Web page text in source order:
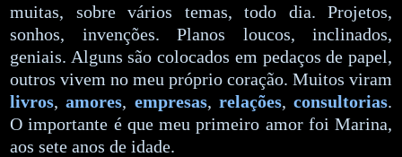
muitas, sobre vários temas, todo dia. Projetos,
sonhos, invenções. Planos loucos, inclinados,
geniais. Alguns são colocados em pedaços de papel,
outros vivem no meu próprio coração. Muitos viram
livros,amores, empresas, relações, consultorias.
O importante é que meu primeiro amor foi Marina,
aos sete anos de idade.